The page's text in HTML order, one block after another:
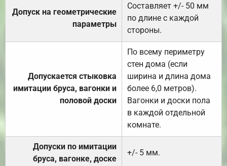
Допуск на геометрические
параметры
Составляет +/- 50 мм
по длине с каждой
стороны.
Допускается стыковка
имитации бруса, вагонки и
половой доски
По всему периметру
стен дома (если
ширина и длина дома
более 6,0 метров).
Вагонки и доски пола
в каждой отдельной
комнате.
Допуски по имитации
бруса, вагонке, доске
+/- 5 мм.